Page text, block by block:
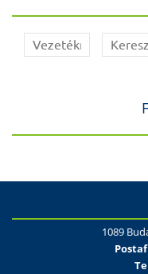
1089